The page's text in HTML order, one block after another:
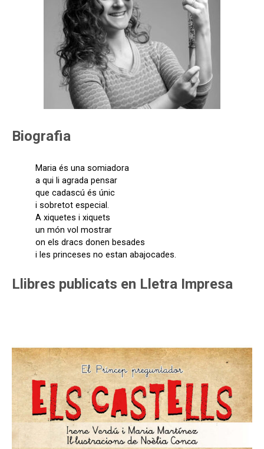
Biografia
Maria és una somiadora
a qui li agrada pensar
que cadascú és únic
i sobretot especial.
A xiquetes i xiquets
un món vol mostrar
on els dracs donen besades
i les princeses no estan abajocades.
Llibres publicats en Lletra Impresa